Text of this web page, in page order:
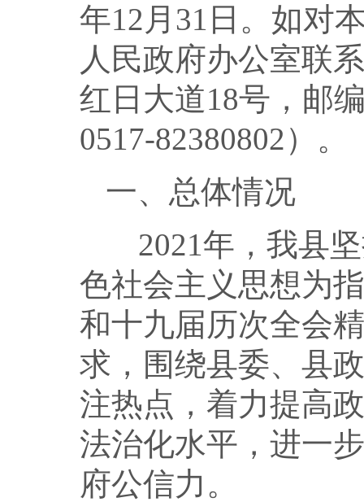
年12月31日。如对
人民政府办公室联
红日大道18号，邮
0517-82380802）。
一、总体情况
2021年，我县
色社会主义思想为
和十九届历次全会
求，围绕县委、县
注热点，着力提高
法治化水平，进一
府公信力。